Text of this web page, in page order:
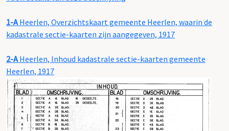
1-AHeerlen, Overzichtskaart gemeente Heerlen, waarin de
kadastrale sectie-kaarten zijn aangegeven, 1917
2-AHeerlen, Inhoud kadastrale sectie-kaarten gemeente
Heerlen, 1917